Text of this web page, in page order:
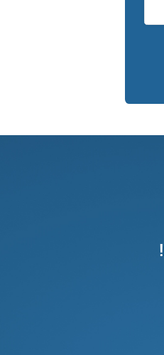
!